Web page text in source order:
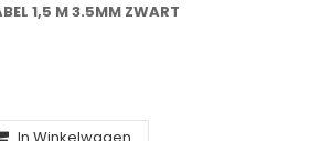
1,5 M 3.5MM ZWART